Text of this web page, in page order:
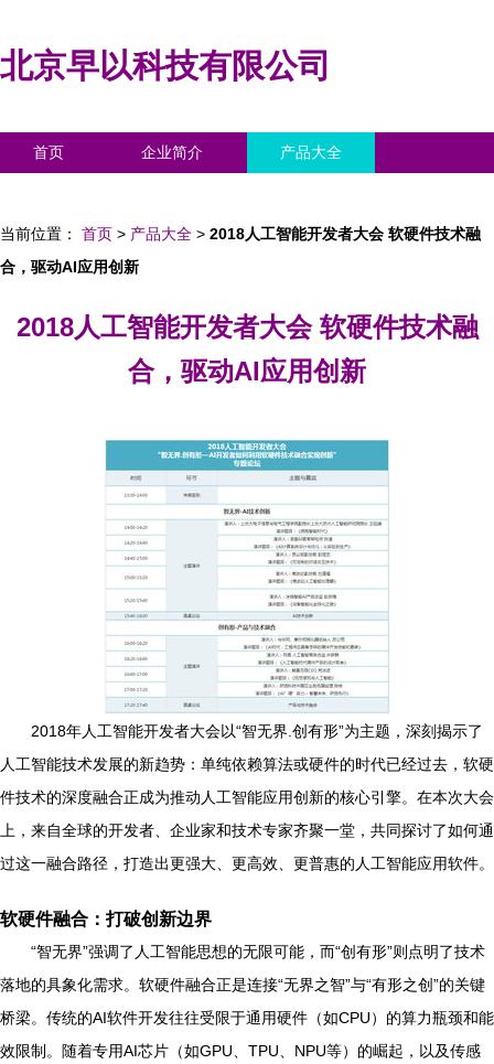
北京早以科技有限公司
首页 企业简介 产品大全
当前位置： 首页 > 产品大全 > 2018人工智能开发者大会 软硬件技术融
合，驱动AI应用创新
2018人工智能开发者大会 软硬件技术融
合，驱动AI应用创新
2018年人工智能开发者大会以“智无界.创有形”为主题，深刻揭示了
人工智能技术发展的新趋势：单纯依赖算法或硬件的时代已经过去，软硬
件技术的深度融合正成为推动人工智能应用创新的核心引擎。在本次大会
上，来自全球的开发者、企业家和技术专家齐聚一堂，共同探讨了如何通
过这一融合路径，打造出更强大、更高效、更普惠的人工智能应用软件。
软硬件融合：打破创新边界
“智无界”强调了人工智能思想的无限可能，而“创有形”则点明了技术
落地的具象化需求。软硬件融合正是连接“无界之智”与“有形之创”的关键
桥梁。传统的AI软件开发往往受限于通用硬件（如CPU）的算力瓶颈和能
效限制。随着专用AI芯片（如GPU、TPU、NPU等）的崛起，以及传感